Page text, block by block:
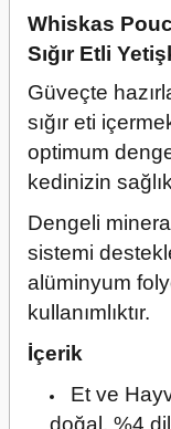
Whiskas
Sığır Etli
Güveçte
sığır eti
optimum
kedinizin
Dengeli
sistemi
alüminyum
kullanımlıktır.
İçerik
Et ve
doğal, %4